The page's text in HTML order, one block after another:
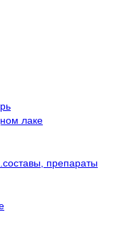
лаке
препараты